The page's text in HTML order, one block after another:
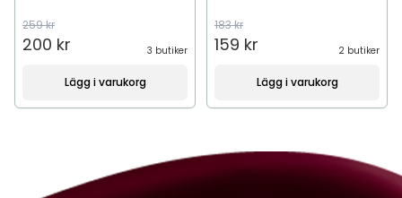
259 kr
200 kr 3 butiker
Lägg i varukorg
183 kr
159 kr 2 butiker
Lägg i varukorg